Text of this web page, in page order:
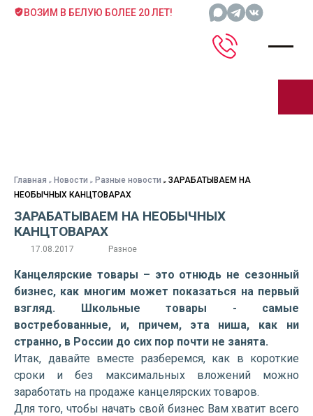
ВОЗИМ В БЕЛУЮ БОЛЕЕ 20 ЛЕТ!
Главная Новости Разные новости
ЗАРАБАТЫВАЕМ НА
НЕОБЫЧНЫХ КАНЦТОВАРАХ
ЗАРАБАТЫВАЕМ НА НЕОБЫЧНЫХ
КАНЦТОВАРАХ
17.08.2017 Разное
Канцелярские товары – это отнюдь не сезонный
бизнес, как многим может показаться на первый
взгляд. Школьные товары - самые
востребованные, и, причем, эта ниша, как ни
странно, в России до сих пор почти не занята.
Итак, давайте вместе разберемся, как в короткие
сроки и без максимальных вложений можно
заработать на продаже канцелярских товаров.
Для того, чтобы начать свой бизнес Вам хватит всего